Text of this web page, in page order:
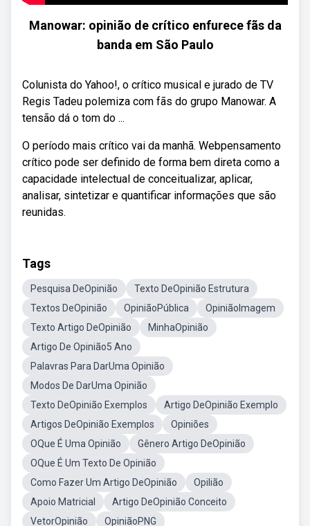
Manowar: opinião de crítico enfurece fãs da
banda em São Paulo
Colunista do Yahoo!, o crítico musical e jurado de TV
Regis Tadeu polemiza com fãs do grupo Manowar. A
tensão dá o tom do ...
O período mais crítico vai da manhã. Webpensamento
crítico pode ser definido de forma bem direta como a
capacidade intelectual de conceitualizar, aplicar,
analisar, sintetizar e quantificar informações que são
reunidas.
Tags
Pesquisa DeOpinião
Texto DeOpinião Estrutura
Textos DeOpinião
OpiniãoPública
OpiniãoImagem
Texto Artigo DeOpinião
MinhaOpinião
Artigo De Opinião5 Ano
Palavras Para DarUma Opinião
Modos De DarUma Opinião
Texto DeOpinião Exemplos
Artigo DeOpinião Exemplo
Artigos DeOpinião Exemplos
Opiniões
OQue É Uma Opinião
Gênero Artigo DeOpinião
OQue É Um Texto De Opinião
Como Fazer Um Artigo DeOpinião
Opilião
Apoio Matricial
Artigo DeOpinião Conceito
VetorOpinião
OpiniãoPNG